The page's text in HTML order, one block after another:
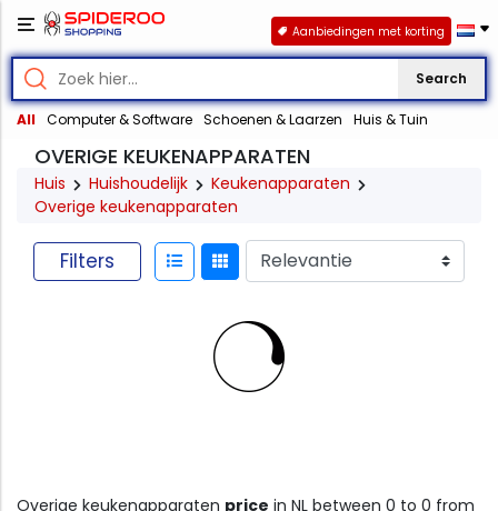
Search
All Computer & Software Schoenen & Laarzen Huis & Tuin
Aanbiedingen met korting
OVERIGE KEUKENAPPARATEN
Huis Huishoudelijk
Keukenapparaten
Overige keukenapparaten
Filters
Overige keukenapparaten price in NL between 0 to 0 from